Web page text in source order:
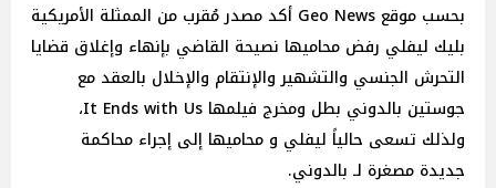
بحسب موقع Geo News أكد مصدر مُقرب من الممثلة الأمريكية
بليك ليفلي رفض محاميها نصيحة القاضي بإنهاء وإغلاق قضايا
التحرش الجنسي والتشهير والإنتقام والإخلال بالعقد مع
جوستين بالدوني بطل ومخرج فيلمها It Ends with Us،
ولذلك تسعى حالياً ليفلي و محاميها إلى إجراء محاكمة
جديدة مصغرة لـ بالدوني.